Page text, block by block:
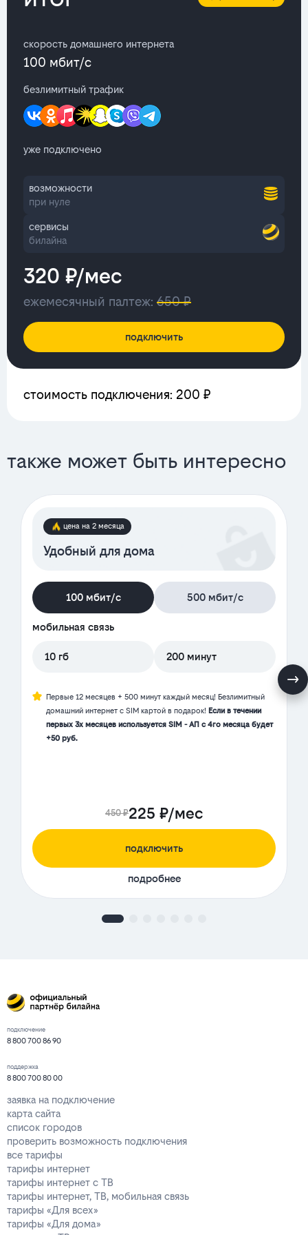
скорость домашнего интернета
100 мбит/с
безлимитный трафик
уже подключено
возможности
при нуле
сервисы
билайна
320 ₽/мес
ежемесячный палтеж: 650 ₽
подключить
стоимость подключения: 200 ₽
также может быть интересно
цена на 2 месяца
Удобный для дома
100 мбит/с 500 мбит/с
мобильная связь
10 гб 200 минут
Первые 12 месяцев + 500 минут каждый месяц! Безлимитный
домашний интернет с SIM картой в подарок! Если в течении
первых 3х месяцев используется SIM - АП с 4го месяца будет
+50 руб.
450 ₽225 ₽/мес
подключить
подробнее
подключение
8 800 700 86 90
поддержка
8 800 700 80 00
заявка на подключение
карта сайта
список городов
проверить возможность подключения
все тарифы
тарифы интернет
тарифы интернет с ТВ
тарифы интернет, ТВ, мобильная связь
тарифы «Для всех»
тарифы «Для дома»